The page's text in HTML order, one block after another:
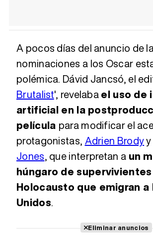
A pocos días del anuncio de
nominaciones a los Oscar
polémica. Dávid Jancsó, el
Brutalist', revelabael uso de
artificial en la
película para modificar el
protagonistas, Adrien Brodyy
Jones, que interpretan a un
húngaro de
Holocausto que emigran a
Unidos.
Eliminar anuncios